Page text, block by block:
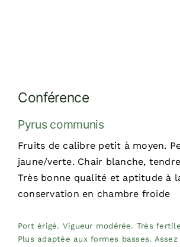
Conférence
Pyrus communis
Fruits de calibre petit à moyen.
jaune/verte. Chair blanche,
Très bonne qualité et aptitude à
conservation en chambre froide
Port érigé. Vigueur modérée. Très
Plus adaptée aux formes basses.